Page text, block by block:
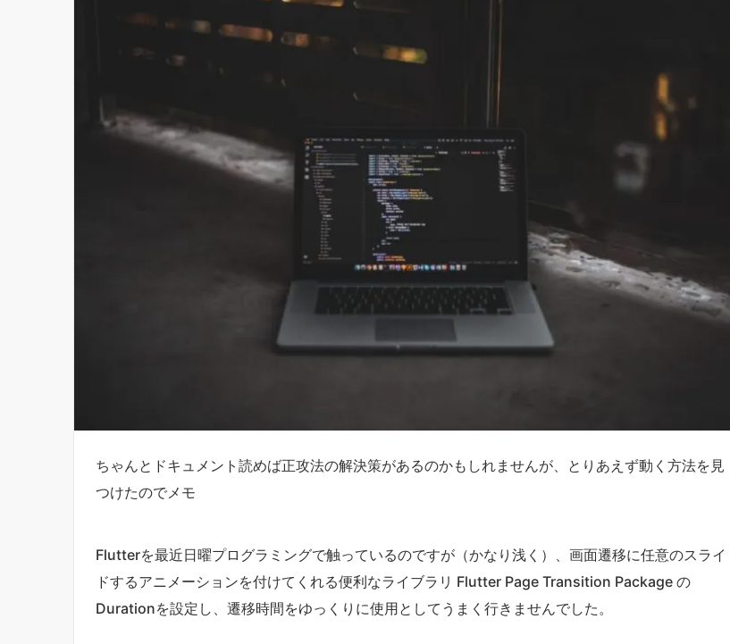
ちゃんとドキュメント読めば正攻法の解決策があるのかもしれませんが、とりあえず動く方法を見
つけたのでメモ
Flutterを最近日曜プログラミングで触っているのですが（かなり浅く）、画面遷移に任意のスライ
ドするアニメーションを付けてくれる便利なライブラリ Flutter Page Transition Package の
Durationを設定し、遷移時間をゆっくりに使用としてうまく行きませんでした。